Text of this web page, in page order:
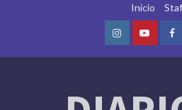
Inicio
InstagramYoutube